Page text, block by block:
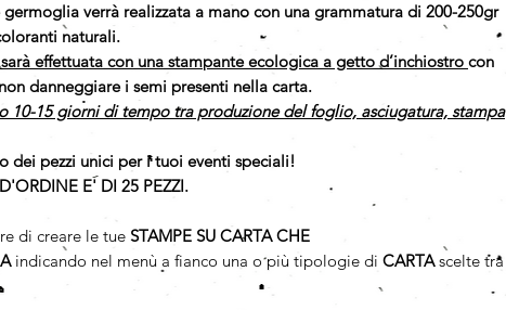
germoglia verrà realizzata a mano con una grammatura di 200-250gr
naturali.
sarà effettuata con una stampante ecologica a getto d’inchiostro con
danneggiare i semi presenti nella carta.
10-15 giorni di tempo tra produzione del foglio, asciugatura, stampa
dei pezzi unici per i tuoi eventi speciali!
E' DI 25 PEZZI.
di creare le tue STAMPE SU CARTA CHE
indicando nel menù a fianco una o più tipologie di CARTAscelte tra